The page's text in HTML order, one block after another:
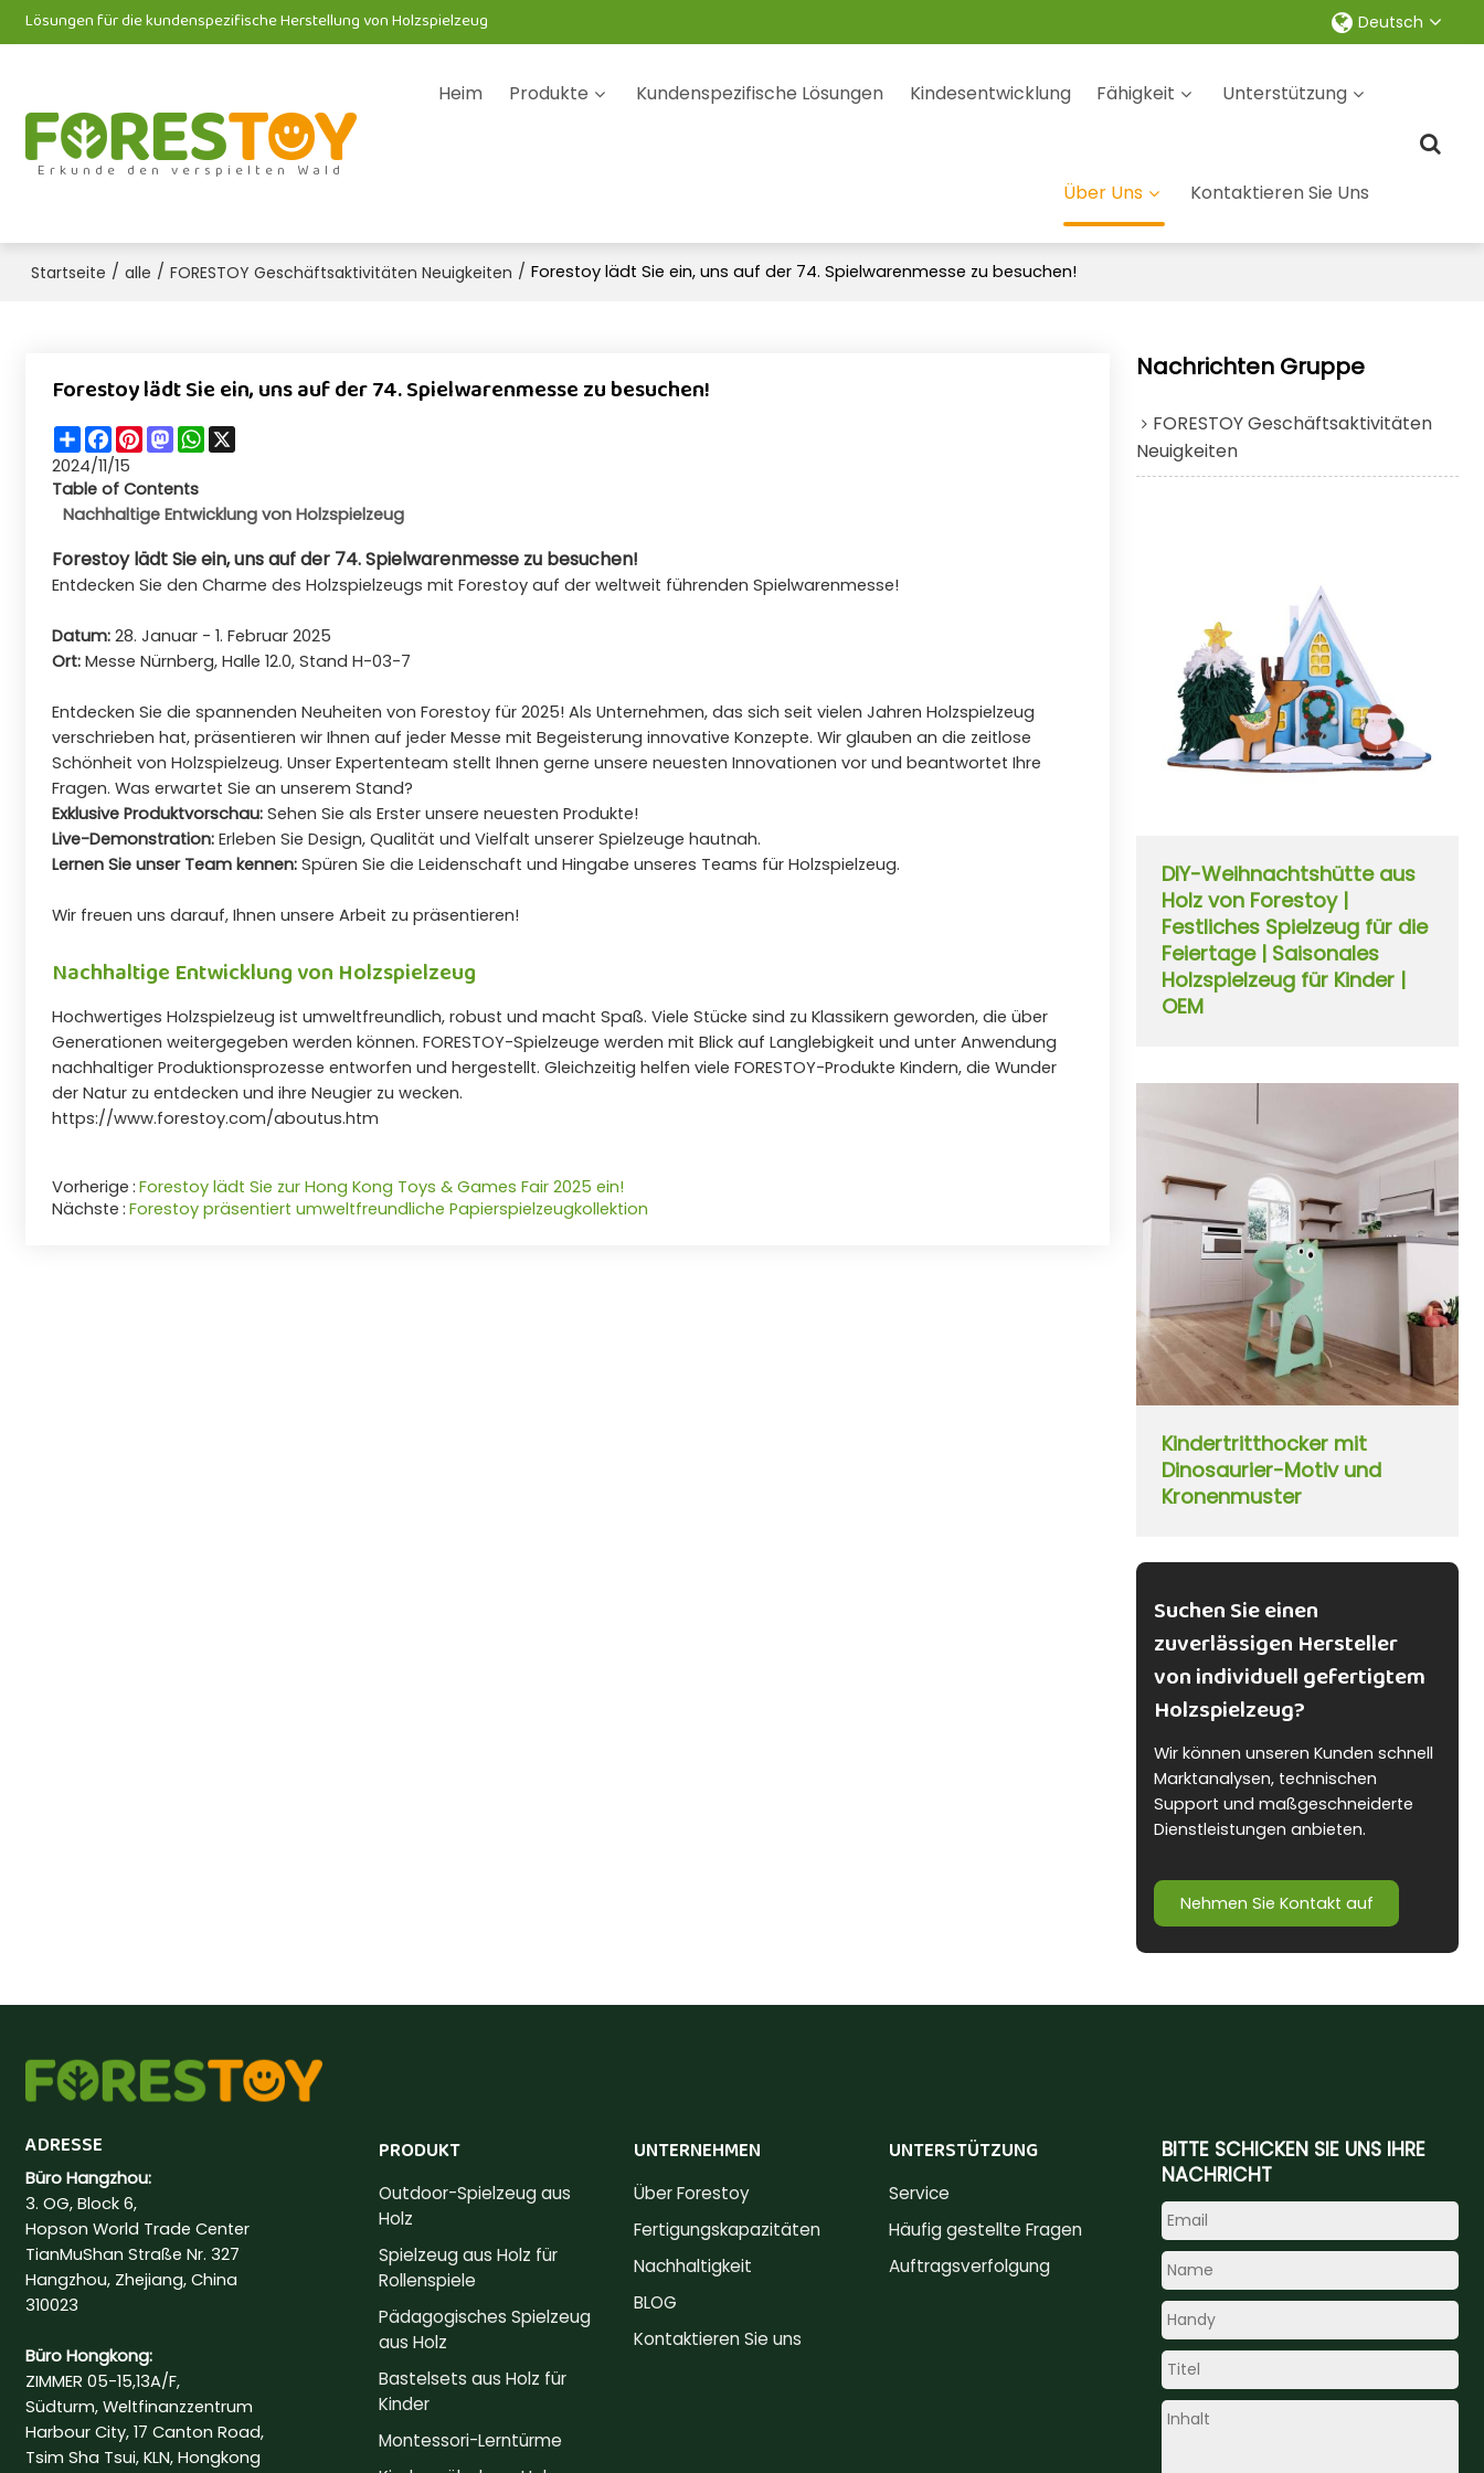
Lösungen für die kundenspezifische Herstellung von Holzspielzeug Deutsch
Erkunde den verspielten Wald
Heim Produkte Kundenspezifische Lösungen Kindesentwicklung Fähigkeit Unterstützung
Über Uns Kontaktieren Sie Uns
Startseite / alle / FORESTOY Geschäftsaktivitäten Neuigkeiten / Forestoy lädt Sie ein, uns auf der 74. Spielwarenmesse zu besuchen!
Forestoy lädt Sie ein, uns auf der 74. Spielwarenmesse zu besuchen!
ShareFacebook
Pinterest
Mastodon
WhatsApp
X
2024/11/15
Table of Contents
Nachhaltige Entwicklung von Holzspielzeug
Forestoy lädt Sie ein, uns auf der 74. Spielwarenmesse zu besuchen!
Entdecken Sie den Charme des Holzspielzeugs mit Forestoy auf der weltweit führenden Spielwarenmesse!
Datum:28. Januar - 1. Februar 2025
Ort:Messe Nürnberg, Halle 12.0, Stand H-03-7
Entdecken Sie die spannenden Neuheiten von Forestoy für 2025! Als Unternehmen, das sich seit vielen Jahren Holzspielzeug
verschrieben hat, präsentieren wir Ihnen auf jeder Messe mit Begeisterung innovative Konzepte. Wir glauben an die zeitlose
Schönheit von Holzspielzeug. Unser Expertenteam stellt Ihnen gerne unsere neuesten Innovationen vor und beantwortet Ihre
Fragen. Was erwartet Sie an unserem Stand?
Exklusive Produktvorschau:Sehen Sie als Erster unsere neuesten Produkte!
Live-Demonstration:Erleben Sie Design, Qualität und Vielfalt unserer Spielzeuge hautnah.
Lernen Sie unser Team kennen:Spüren Sie die Leidenschaft und Hingabe unseres Teams für Holzspielzeug.
Wir freuen uns darauf, Ihnen unsere Arbeit zu präsentieren!
Nachhaltige Entwicklung von Holzspielzeug
Hochwertiges Holzspielzeug ist umweltfreundlich, robust und macht Spaß. Viele Stücke sind zu Klassikern geworden, die über
Generationen weitergegeben werden können. FORESTOY-Spielzeuge werden mit Blick auf Langlebigkeit und unter Anwendung
nachhaltiger Produktionsprozesse entworfen und hergestellt. Gleichzeitig helfen viele FORESTOY-Produkte Kindern, die Wunder
der Natur zu entdecken und ihre Neugier zu wecken.
https://www.forestoy.com/aboutus.htm
Vorherige Forestoy lädt Sie zur Hong Kong Toys & Games Fair 2025 ein!
Nächste Forestoy präsentiert umweltfreundliche Papierspielzeugkollektion
Nachrichten Gruppe
FORESTOY Geschäftsaktivitäten
Neuigkeiten
DIY-Weihnachtshütte aus
Holz von Forestoy |
Festliches Spielzeug für die
Feiertage | Saisonales
Holzspielzeug für Kinder |
OEM
Kindertritthocker mit
Dinosaurier-Motiv und
Kronenmuster
Suchen Sie einen
zuverlässigen Hersteller
von individuell gefertigtem
Holzspielzeug?
Wir können unseren Kunden schnell
Marktanalysen, technischen
Support und maßgeschneiderte
Dienstleistungen anbieten.
Nehmen Sie Kontakt auf
ADRESSE
Büro Hangzhou:
3. OG, Block 6,
Hopson World Trade Center
TianMuShan Straße Nr. 327
Hangzhou, Zhejiang, China
310023
Büro Hongkong:
ZIMMER 05-15,13A/F,
Südturm, Weltfinanzzentrum
Harbour City, 17 Canton Road,
Tsim Sha Tsui, KLN, Hongkong
PRODUKT
Outdoor-Spielzeug aus
Holz
Spielzeug aus Holz für
Rollenspiele
Pädagogisches Spielzeug
aus Holz
Bastelsets aus Holz für
Kinder
Montessori-Lerntürme
UNTERNEHMEN
Über Forestoy
Fertigungskapazitäten
Nachhaltigkeit
BLOG
Kontaktieren Sie uns
UNTERSTÜTZUNG
Service
Häufig gestellte Fragen
Auftragsverfolgung
BITTE SCHICKEN SIE UNS IHRE
NACHRICHT